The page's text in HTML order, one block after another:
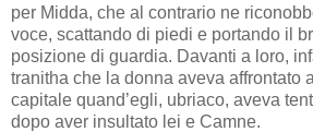
per Midda, che al contrario ne
voce, scattando di piedi e portando il
posizione di guardia. Davanti a loro,
tranitha che la donna aveva affrontato
capitale quand’egli, ubriaco, aveva
dopo aver insultato lei e Camne.